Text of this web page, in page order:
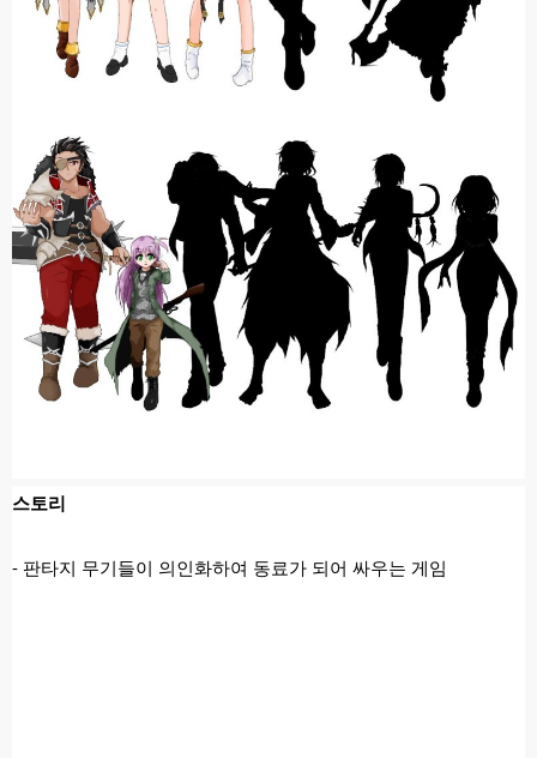
스토리
- 판타지 무기들이 의인화하여 동료가 되어 싸우는 게임